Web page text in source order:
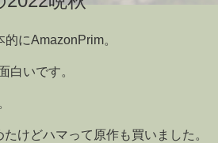
にAmazonPrim。
白いです。
けどハマって原作も買いました。